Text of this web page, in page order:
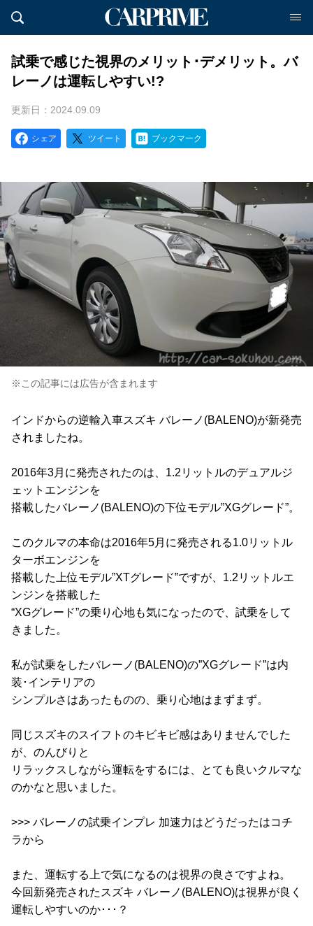
試乗で感じた視界のメリット･デメリット。バ
レーノは運転しやすい!?
更新日：2024.09.09
シェア ツイート ブックマーク
※この記事には広告が含まれます
インドからの逆輸入車スズキ バレーノ(BALENO)が新発売
されましたね。
2016年3月に発売されたのは、1.2リットルのデュアルジ
ェットエンジンを
搭載したバレーノ(BALENO)の下位モデル”XGグレード”。
このクルマの本命は2016年5月に発売される1.0リットル
ターボエンジンを
搭載した上位モデル”XTグレード”ですが、1.2リットルエ
ンジンを搭載した
“XGグレード”の乗り心地も気になったので、試乗をして
きました。
私が試乗をしたバレーノ(BALENO)の”XGグレード”は内
装･インテリアの
シンプルさはあったものの、乗り心地はまずまず。
同じスズキのスイフトのキビキビ感はありませんでした
が、のんびりと
リラックスしながら運転をするには、とても良いクルマな
のかなと思いました。
>>> バレーノの試乗インプレ 加速力はどうだったはコチ
ラから
また、運転する上で気になるのは視界の良さですよね。
今回新発売されたスズキ バレーノ(BALENO)は視界が良く
運転しやすいのか･･･？